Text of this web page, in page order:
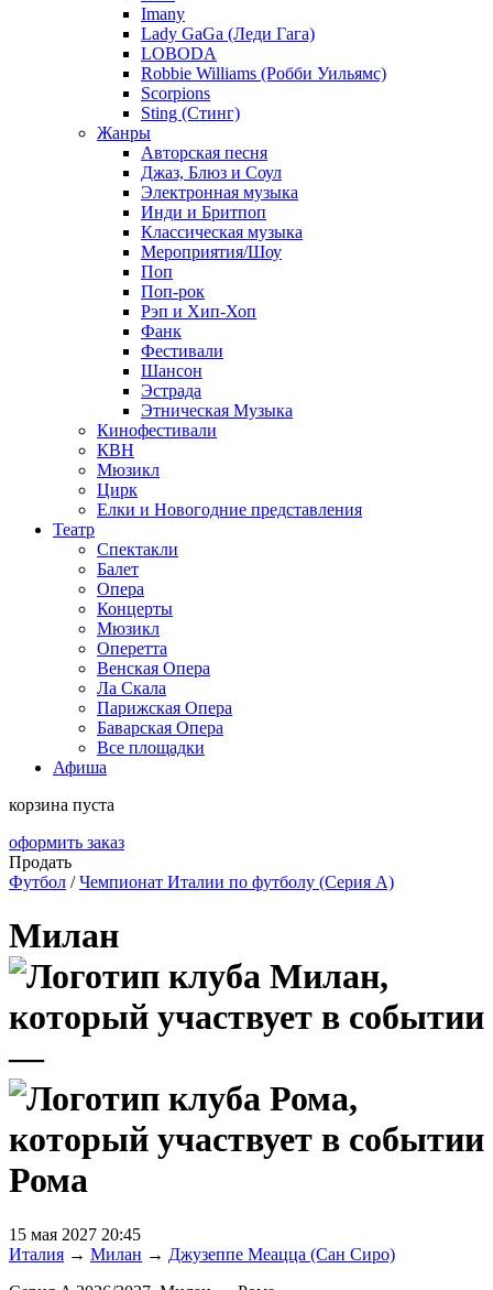
Imany
Lady GaGa (Леди Гага)
LOBODA
Robbie Williams (Робби Уильямс)
Scorpions
Sting (Стинг)
Жанры
Авторская песня
Джаз, Блюз и Соул
Электронная музыка
Инди и Бритпоп
Классическая музыка
Мероприятия/Шоу
Поп
Поп-рок
Рэп и Хип-Хоп
Фанк
Фестивали
Шансон
Эстрада
Этническая Музыка
Кинофестивали
КВН
Мюзикл
Цирк
Елки и Новогодние представления
Театр
Спектакли
Балет
Опера
Концерты
Мюзикл
Оперетта
Венская Опера
Ла Скала
Парижская Опера
Баварская Опера
Все площадки
Афиша
корзина пуста
оформить заказ
Продать
Футбол /Чемпионат Италии по футболу (Серия А)
Милан
—
Рома
15 мая 2027 20:45
Италия → Милан → Джузеппе Меацца (Сан Сиро)